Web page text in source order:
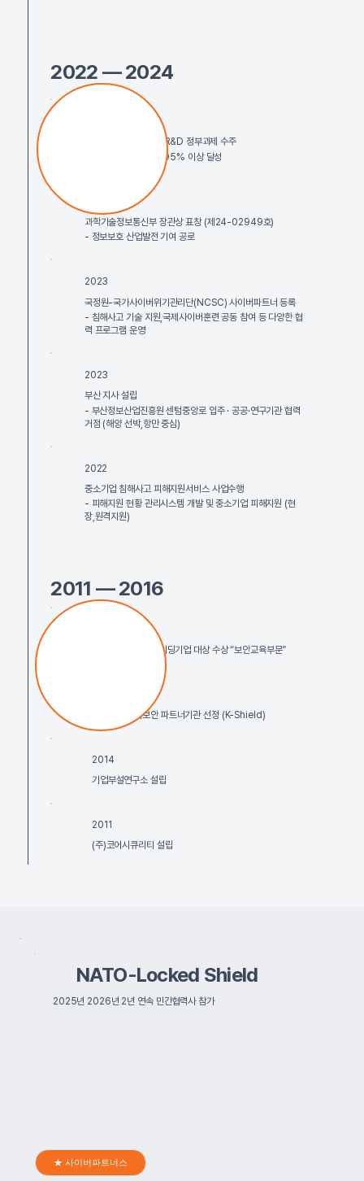
2022 — 2024
FPGA 하드웨어 보안 R&D 정부과제 수주
악성코드 탐지 정확도 95% 이상 달성
과학기술정보통신부 장관상 표창 (제24-02949호)
- 정보보호 산업발전 기여 공로
2023
​국정원-국가사이버위기관리단(NCSC) 사이버파트너 등록
- 침해사고 기술 지원,국제사이버훈련 공동 참여 등 다양한 협
력 프로그램 운영
2023
부산 지사 설립
- 부산정보산업진흥원 센텀중앙로 입주 · 공공·연구기관 협력
거점 (해양 선박,항만 중심)
2022
중소기업 침해사고 피해지원서비스 사업수행
- 피해지원 현황 관리시스템 개발 및 중소기업 피해지원 (현
장,원격지원)
2011 — 2016
2016년 대한민국 리딩기업 대상 수상 “보안교육부문”
최정예 사이버보안 파트너기관 선정 (K-Shield)
2014
기업부설연구소 설립
2011
(주)코어시큐리티 설립
NATO-Locked Shield
2025년 2026년 2년 연속 민간협력사 참가
★ 사이버파트너스